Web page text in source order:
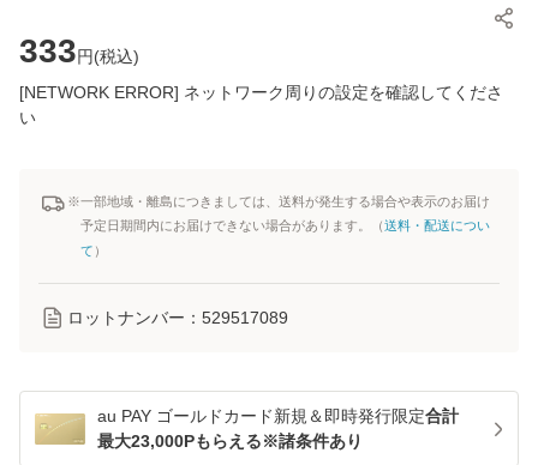
333円(税込)
[NETWORK ERROR] ネットワーク周りの設定を確認してくださ
い
※一部地域・離島につきましては、送料が発生する場合や表示のお届け
予定日期間内にお届けできない場合があります。（送料・配送につい
て ）
ロットナンバー： 529517089
au PAY ゴールドカード新規＆即時発行限定合計
最大23,000Pもらえる※諸条件あり